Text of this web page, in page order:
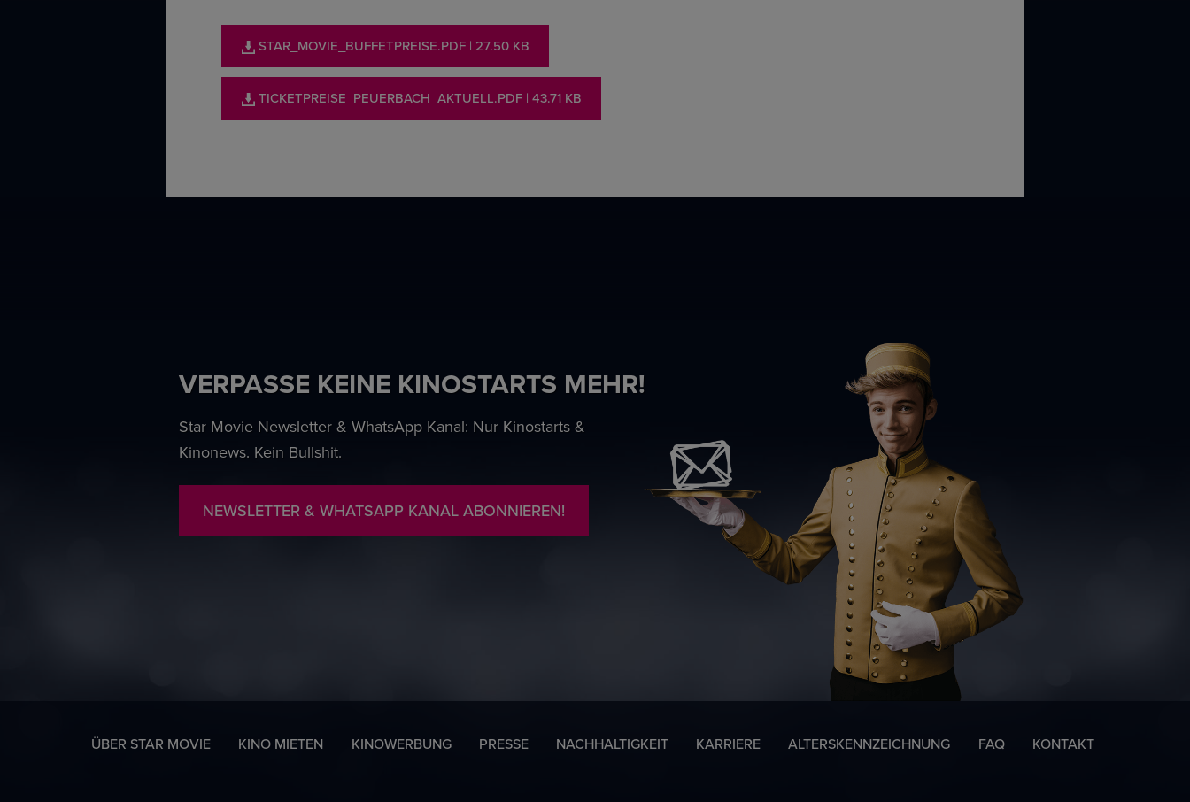
STAR_MOVIE_BUFFETPREISE.PDF | 27.50 KB
TICKETPREISE_PEUERBACH_AKTUELL.PDF | 43.71 KB
VERPASSE KEINE KINOSTARTS MEHR!
Star Movie Newsletter & WhatsApp Kanal: Nur Kinostarts &
Kinonews. Kein Bullshit.
NEWSLETTER & WHATSAPP KANAL ABONNIEREN!
ÜBER STAR MOVIE KINO MIETEN KINOWERBUNG PRESSE NACHHALTIGKEIT KARRIERE ALTERSKENNZEICHNUNG FAQ KONTAKT